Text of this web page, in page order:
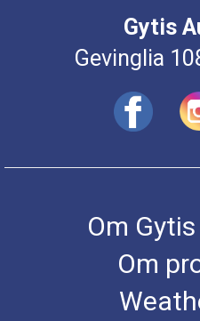
Gytis
Gevinglia
Om
Om